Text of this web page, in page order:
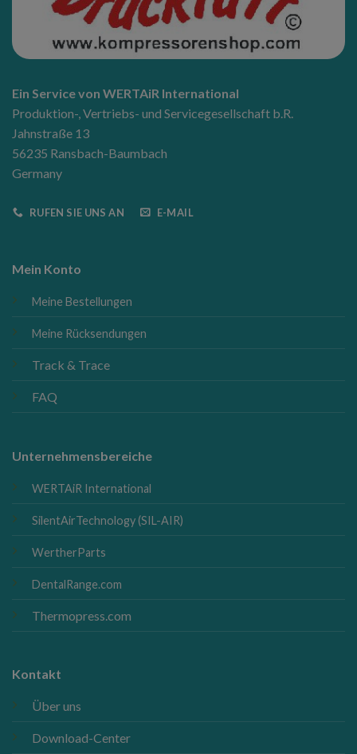
Ein Service von WERTAiR International
Produktion-, Vertriebs- und Servicegesellschaft b.R.
Jahnstraße 13
56235 Ransbach-Baumbach
Germany
RUFEN SIE UNS AN E-MAIL
Mein Konto
Meine Bestellungen
Meine Rücksendungen
Track & Trace
FAQ
Unternehmensbereiche
WERTAiR International
SilentAirTechnology (SIL-AIR)
WertherParts
DentalRange.com
Thermopress.com
Kontakt
Über uns
Download-Center